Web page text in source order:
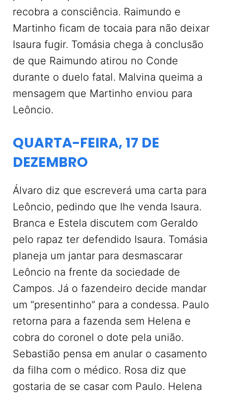
recobra a consciência. Raimundo e
Martinho ficam de tocaia para não deixar
Isaura fugir. Tomásia chega à conclusão
de que Raimundo atirou no Conde
durante o duelo fatal. Malvina queima a
mensagem que Martinho enviou para
Leôncio.
QUARTA-FEIRA, 17 DE
DEZEMBRO
Álvaro diz que escreverá uma carta para
Leôncio, pedindo que lhe venda Isaura.
Branca e Estela discutem com Geraldo
pelo rapaz ter defendido Isaura. Tomásia
planeja um jantar para desmascarar
Leôncio na frente da sociedade de
Campos. Já o fazendeiro decide mandar
um “presentinho” para a condessa. Paulo
retorna para a fazenda sem Helena e
cobra do coronel o dote pela união.
Sebastião pensa em anular o casamento
da filha com o médico. Rosa diz que
gostaria de se casar com Paulo. Helena